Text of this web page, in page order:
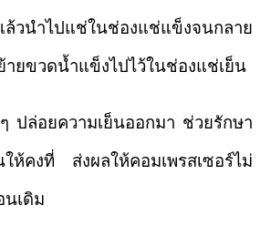
วนำไปแช่ในช่องแช่แข็งจนกลาย
ยขวดน้ำแข็งไปไว้ในช่องแช่เย็น
ปล่อยความเย็นออกมา ช่วยรักษา
ห้คงที่ ส่งผลให้คอมเพรสเซอร์ไม่
นเดิม